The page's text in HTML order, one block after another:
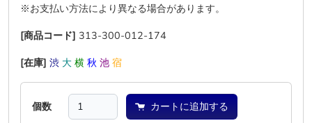
※お支払い方法により異なる場合があります。
[商品コード] 313-300-012-174
[在庫] 渋 大 横 秋 池 宿
個数 カートに追加する